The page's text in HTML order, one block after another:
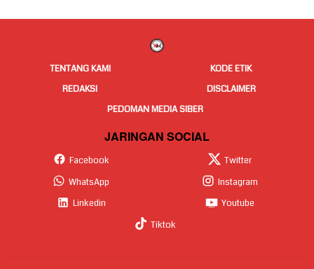
TENTANG KAMI
KODE ETIK
REDAKSI
DISCLAIMER
PEDOMAN MEDIA SIBER
JARINGAN SOCIAL
Facebook
Twitter
WhatsApp
Instagram
Linkedin
Youtube
Tiktok